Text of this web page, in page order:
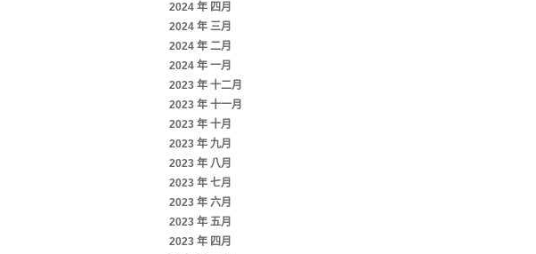
2024 年 四月
2024 年 三月
2024 年 二月
2024 年 一月
2023 年 十二月
2023 年 十一月
2023 年 十月
2023 年 九月
2023 年 八月
2023 年 七月
2023 年 六月
2023 年 五月
2023 年 四月